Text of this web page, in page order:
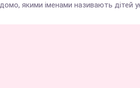
якими іменами називають дітей